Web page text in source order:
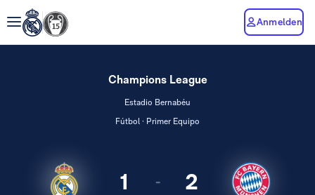
Anmelden
Champions League
Estadio Bernabéu
Fútbol · Primer Equipo
1 - 2